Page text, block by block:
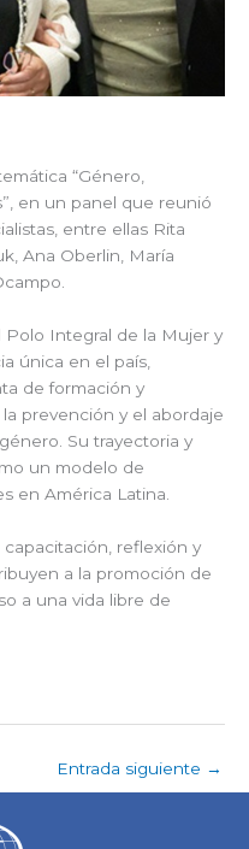
“Género,
en un panel que reunió
entre ellas Rita
Ana Oberlin, María
Polo Integral de la Mujer y
única en el país,
de formación y
prevención y el abordaje
Su trayectoria y
un modelo de
en América Latina.
reflexión y
a la promoción de
a una vida libre de
Entrada siguiente →